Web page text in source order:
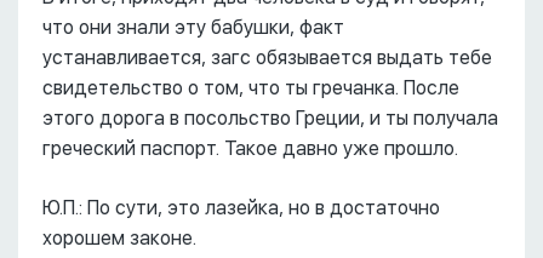
что они знали эту бабушки, факт
устанавливается, загс обязывается выдать тебе
свидетельство о том, что ты гречанка. После
этого дорога в посольство Греции, и ты получала
греческий паспорт. Такое давно уже прошло.
Ю.П.: По сути, это лазейка, но в достаточно
хорошем законе.